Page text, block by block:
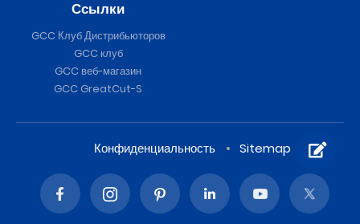
Ссылки
GCC Клуб Дистрибьюторов
GCC клуб
GCC веб-магазин
GCC GreatCut-S
Конфиденциальность Sitemap